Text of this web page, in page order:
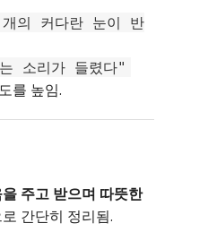
의 커다란 눈이 반
소리가 들렸다"
를 높임.
을 주고 받으며 따뜻한
로 간단히 정리됨.